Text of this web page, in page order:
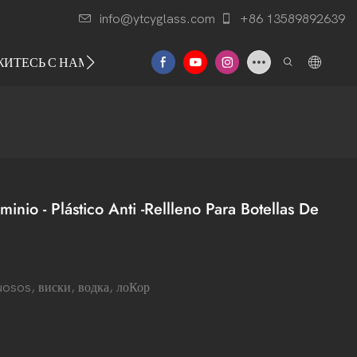
info@ytcyglass.com +86 13589892639
С НАМИ
- Plástico Anti -Rellleno Para Botellas De
виски, водка, лоКор